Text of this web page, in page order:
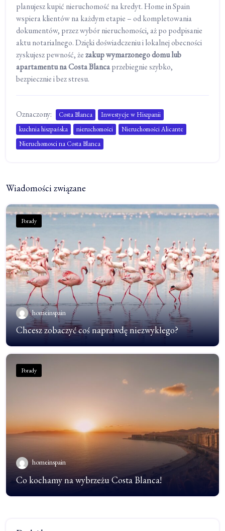
planujesz kupić nieruchomość na kredyt. Home in Spain
wspiera klientów na każdym etapie – od kompletowania
dokumentów, przez wybór nieruchomości, aż po podpisanie
aktu notarialnego. Dzięki doświadczeniu i lokalnej obecności
zyskujesz pewność, żezakup wymarzonego domu lub
apartamentu na Costa Blancaprzebiegnie szybko,
bezpiecznie i bez stresu.
Oznaczony: Costa Blanca
Inwestycje w Hiszpanii
kuchnia hiszpańska
nieruchomości
Nieruchomości Alicante
Nieruchomosci na Costa Blanca
Wiadomości związane
Porady
homeinspain
Chcesz zobaczyć coś naprawdę niezwykłego?
Porady
homeinspain
Co kochamy na wybrzeżu Costa Blanca!